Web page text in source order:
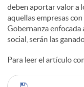
deben aportar valor a
aquellas empresas
Gobernanza
social, serán las
Para leer el artículo